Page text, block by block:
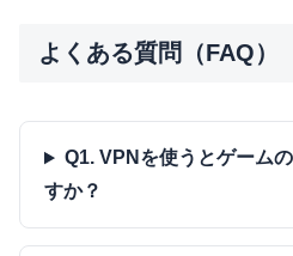
よくある質問（FAQ）
Q1. VPNを使うとゲーム
すか？